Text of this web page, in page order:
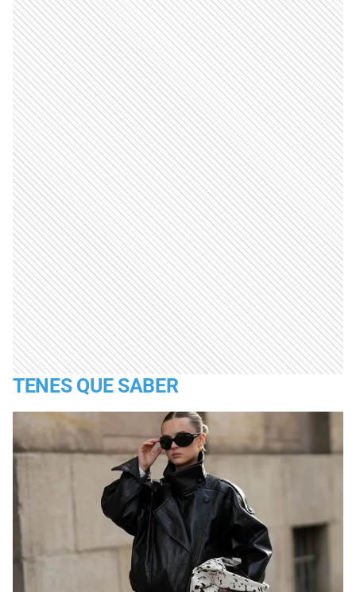
TENES QUE SABER